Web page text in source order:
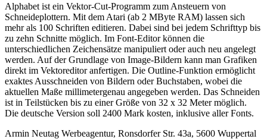
Alphabet ist ein Vektor-Cut-Programm zum Ansteuern von
Schneideplottern. Mit dem Atari (ab 2 MByte RAM) lassen sich
mehr als 100 Schriften editieren. Dabei sind bei jedem Schrifttyp bis
zu zehn Schnitte möglich. Im Font-Editor können die
unterschiedlichen Zeichensätze manipuliert oder auch neu angelegt
werden. Auf der Grundlage von Image-Bildern kann man Grafiken
direkt im Vektoreditor anfertigen. Die Outline-Funktion ermöglicht
exaktes Ausschneiden von Bildern oder Buchstaben, wobei die
aktuellen Maße millimetergenau angegeben werden. Das Schneiden
ist in Teilstücken bis zu einer Größe von 32 x 32 Meter möglich.
Die deutsche Version soll 2400 Mark kosten, inklusive aller Fonts.
Armin Neutag Werbeagentur, Ronsdorfer Str. 43a, 5600 Wuppertal